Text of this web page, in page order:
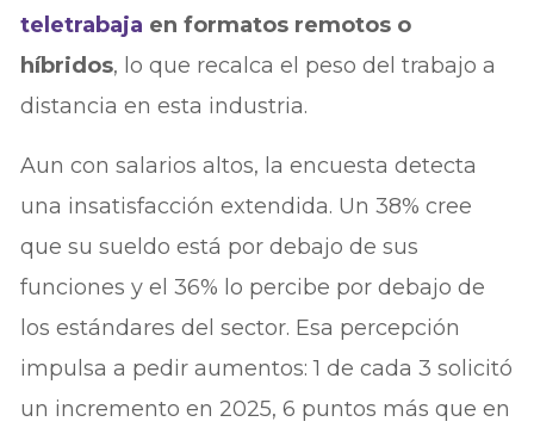
teletrabaja en formatos remotos o
híbridos, lo que recalca el peso del trabajo a
distancia en esta industria.
Aun con salarios altos, la encuesta detecta
una insatisfacción extendida. Un 38% cree
que su sueldo está por debajo de sus
funciones y el 36% lo percibe por debajo de
los estándares del sector. Esa percepción
impulsa a pedir aumentos: 1 de cada 3 solicitó
un incremento en 2025, 6 puntos más que en